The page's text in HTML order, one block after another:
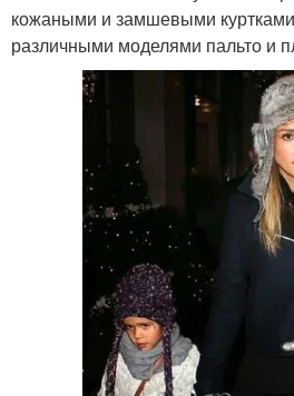
кожаными и замшевыми
различными моделями пальто и